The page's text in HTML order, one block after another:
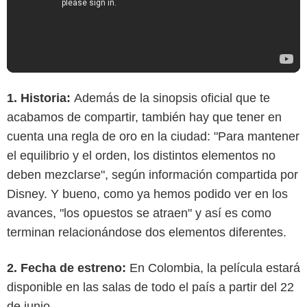
1. Historia: Además de la sinopsis oficial que te
acabamos de compartir, también hay que tener en
cuenta una regla de oro en la ciudad: "Para mantener
el equilibrio y el orden, los distintos elementos no
deben mezclarse", según información compartida por
Disney. Y bueno, como ya hemos podido ver en los
avances, "los opuestos se atraen" y así es como
terminan relacionándose dos elementos diferentes.
2. Fecha de estreno: En Colombia, la película estará
disponible en las salas de todo el país a partir del 22